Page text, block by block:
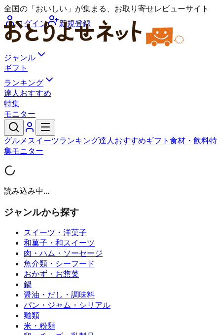
全国の「おいしい」が集まる、お取り寄せレビューサイト
ログイン
新規登録
ジャンル
ギフト
ランキング
達人おすすめ
特集
モニター
グルメ スイーツランキング達人おすすめギフト 食材・飲料特
集モニター
読み込み中...
ジャンルから探す
スイーツ・洋菓子
和菓子・和スイーツ
肉・ハム・ソーセージ
魚介類・シーフード
おかず・お惣菜
鍋
醤油・だし・調味料
パン・ジャム・シリアル
麺類
米・粉類